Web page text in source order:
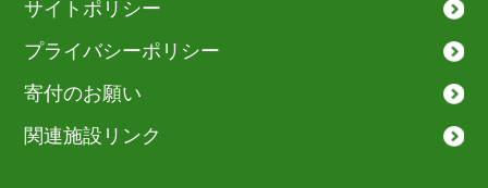
サイトポリシー
プライバシーポリシー
寄付のお願い
関連施設リンク